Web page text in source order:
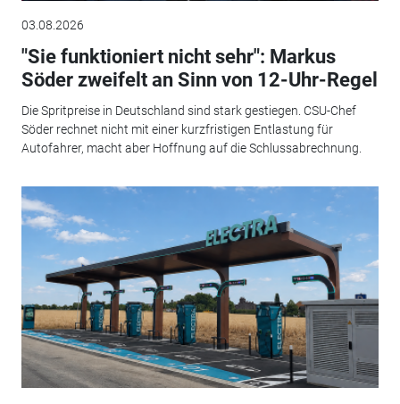
03.08.2026
"Sie funktioniert nicht sehr": Markus
Söder zweifelt an Sinn von 12-Uhr-Regel
Die Spritpreise in Deutschland sind stark gestiegen. CSU-Chef
Söder rechnet nicht mit einer kurzfristigen Entlastung für
Autofahrer, macht aber Hoffnung auf die Schlussabrechnung.